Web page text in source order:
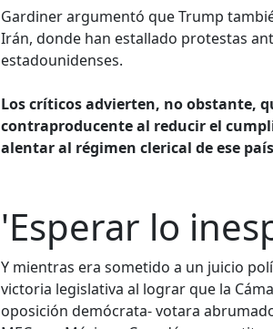
Gardiner argumentó que Trump
Irán, donde han estallado protestas
estadounidenses.
Los críticos advierten, no obstante,
contraproducente al reducir el
alentar al régimen clerical de ese
'Esperar lo
Y mientras era sometido a un juicio
victoria legislativa al lograr que la
oposición demócrata- votara